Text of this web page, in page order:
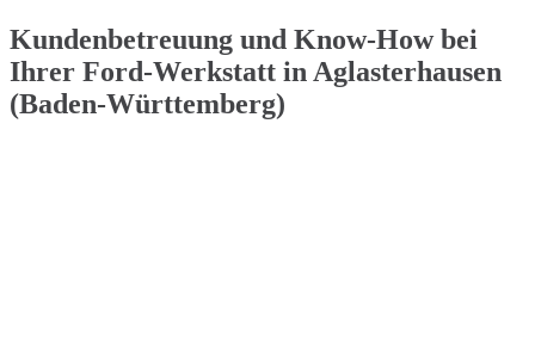
Kundenbetreuung und Know-How bei
Ihrer Ford-Werkstatt in Aglasterhausen
(Baden-Württemberg)